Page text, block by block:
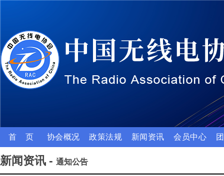
首 页 协会概况 政策法规 新闻资讯 会员中心
新闻资讯 - 通知公告